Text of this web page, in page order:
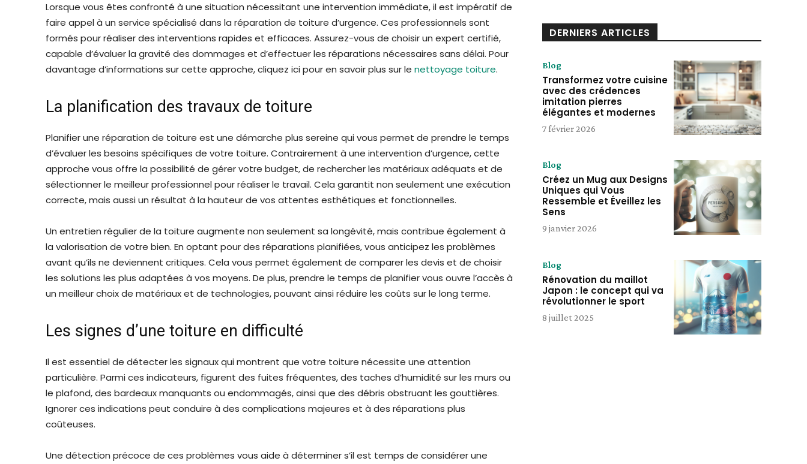
Lorsque vous êtes confronté à une situation nécessitant une intervention immédiate, il est impératif de
faire appel à un service spécialisé dans la réparation de toiture d’urgence. Ces professionnels sont
formés pour réaliser des interventions rapides et efficaces. Assurez-vous de choisir un expert certifié,
capable d’évaluer la gravité des dommages et d’effectuer les réparations nécessaires sans délai. Pour
davantage d’informations sur cette approche, cliquez ici pour en savoir plus sur le nettoyage toiture.
La planification des travaux de toiture
Planifier une réparation de toiture est une démarche plus sereine qui vous permet de prendre le temps
d’évaluer les besoins spécifiques de votre toiture. Contrairement à une intervention d’urgence, cette
approche vous offre la possibilité de gérer votre budget, de rechercher les matériaux adéquats et de
sélectionner le meilleur professionnel pour réaliser le travail. Cela garantit non seulement une exécution
correcte, mais aussi un résultat à la hauteur de vos attentes esthétiques et fonctionnelles.
Un entretien régulier de la toiture augmente non seulement sa longévité, mais contribue également à
la valorisation de votre bien. En optant pour des réparations planifiées, vous anticipez les problèmes
avant qu’ils ne deviennent critiques. Cela vous permet également de comparer les devis et de choisir
les solutions les plus adaptées à vos moyens. De plus, prendre le temps de planifier vous ouvre l’accès à
un meilleur choix de matériaux et de technologies, pouvant ainsi réduire les coûts sur le long terme.
Les signes d’une toiture en difficulté
Il est essentiel de détecter les signaux qui montrent que votre toiture nécessite une attention
particulière. Parmi ces indicateurs, figurent des fuites fréquentes, des taches d’humidité sur les murs ou
le plafond, des bardeaux manquants ou endommagés, ainsi que des débris obstruant les gouttières.
Ignorer ces indications peut conduire à des complications majeures et à des réparations plus
coûteuses.
Une détection précoce de ces problèmes vous aide à déterminer s’il est temps de considérer une
DERNIERS ARTICLES
Blog
Transformez votre cuisine
avec des crédences
imitation pierres
élégantes et modernes
7 février 2026
Blog
Créez un Mug aux Designs
Uniques qui Vous
Ressemble et Éveillez les
Sens
9 janvier 2026
Blog
Rénovation du maillot
Japon : le concept qui va
révolutionner le sport
8 juillet 2025